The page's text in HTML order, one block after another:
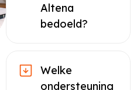
Altena
bedoeld?
Welke
ondersteuning